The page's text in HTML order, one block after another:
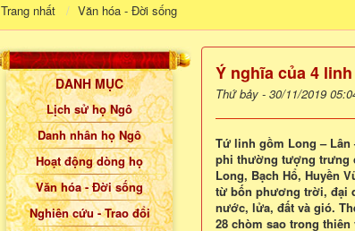
Trang nhất Văn hóa - Đời sống
Ý nghĩa của 4
Thứ bảy - 30/11/2019
Tứ linh gồm Long – Lân
phi thường tượng trưng
Long, Bạch Hổ, Huyền
từ bốn phương trời, đại
nước, lửa, đất và gió.
28 chòm sao trong thiên
DANH MỤC
Lịch sử họ Ngô
Danh nhân họ Ngô
Hoạt động dòng họ
Văn hóa - Đời sống
Nghiên cứu - Trao đổi